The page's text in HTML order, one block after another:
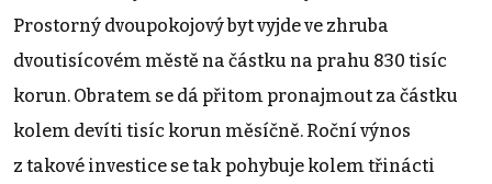
Prostorný dvoupokojový byt vyjde ve zhruba
dvoutisícovém městě na částku na prahu 830 tisíc
korun. Obratem se dá přitom pronajmout za částku
kolem devíti tisíc korun měsíčně. Roční výnos
z takové investice se tak pohybuje kolem třinácti